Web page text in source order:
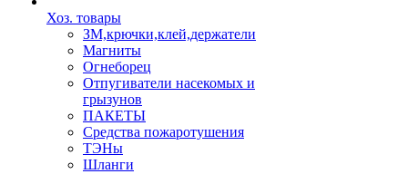
Хоз. товары
ЗМ,крючки,клей,держатели
Магниты
Огнеборец
Отпугиватели насекомых и
грызунов
ПАКЕТЫ
Средства пожаротушения
ТЭНы
Шланги